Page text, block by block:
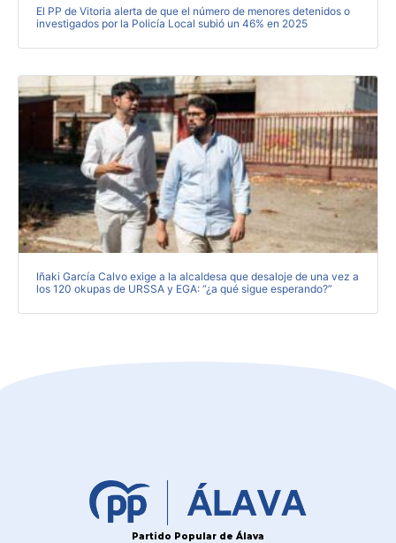
El PP de Vitoria alerta de que el número de menores detenidos o
investigados por la Policía Local subió un 46% en 2025
Iñaki García Calvo exige a la alcaldesa que desaloje de una vez a
los 120 okupas de URSSA y EGA: “¿a qué sigue esperando?”
Partido Popular de Álava